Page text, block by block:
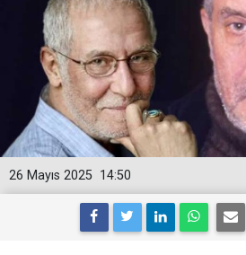
14:50
26 Mayıs 2025